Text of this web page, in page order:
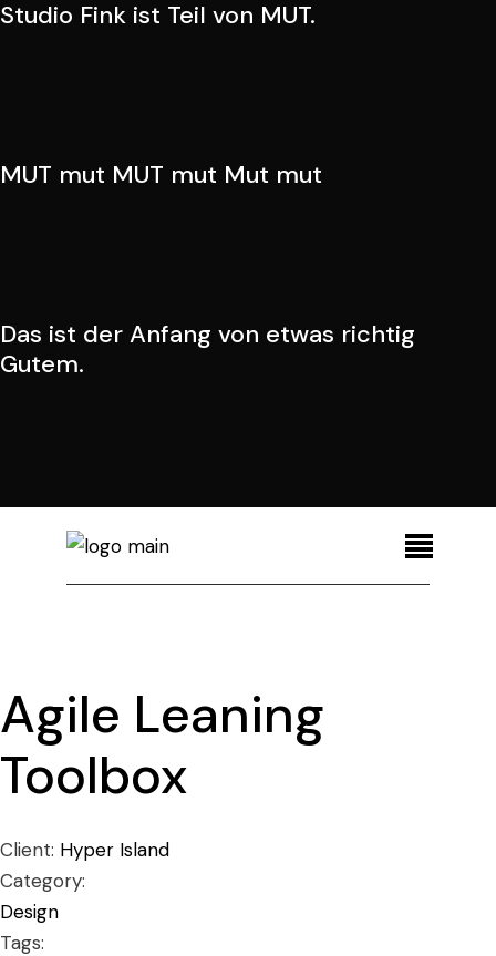
Studio Fink ist Teil von MUT.
MUT mut MUT mut Mut mut
Das ist der Anfang von etwas richtig
Gutem.
Agile Leaning
Toolbox
Client: Hyper Island
Category:
Design
Tags: